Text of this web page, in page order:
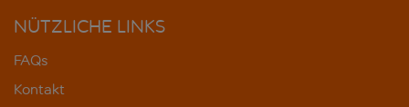
NÜTZLICHE LINKS
FAQs
Kontakt